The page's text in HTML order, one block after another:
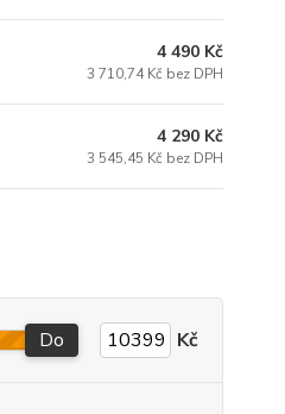
4 490 Kč
3 710,74 Kč bez DPH
4 290 Kč
3 545,45 Kč bez DPH
Do Kč